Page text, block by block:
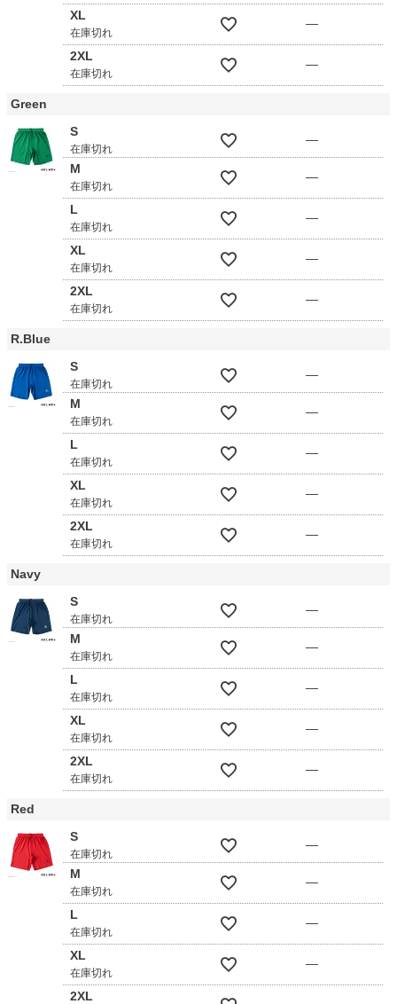
XL
在庫切れ
—
2XL
在庫切れ
—
Green
S
在庫切れ
—
M
在庫切れ
—
L
在庫切れ
—
XL
在庫切れ
—
2XL
在庫切れ
—
R.Blue
S
在庫切れ
—
M
在庫切れ
—
L
在庫切れ
—
XL
在庫切れ
—
2XL
在庫切れ
—
Navy
S
在庫切れ
—
M
在庫切れ
—
L
在庫切れ
—
XL
在庫切れ
—
2XL
在庫切れ
—
Red
S
在庫切れ
—
M
在庫切れ
—
L
在庫切れ
—
XL
在庫切れ
—
2XL